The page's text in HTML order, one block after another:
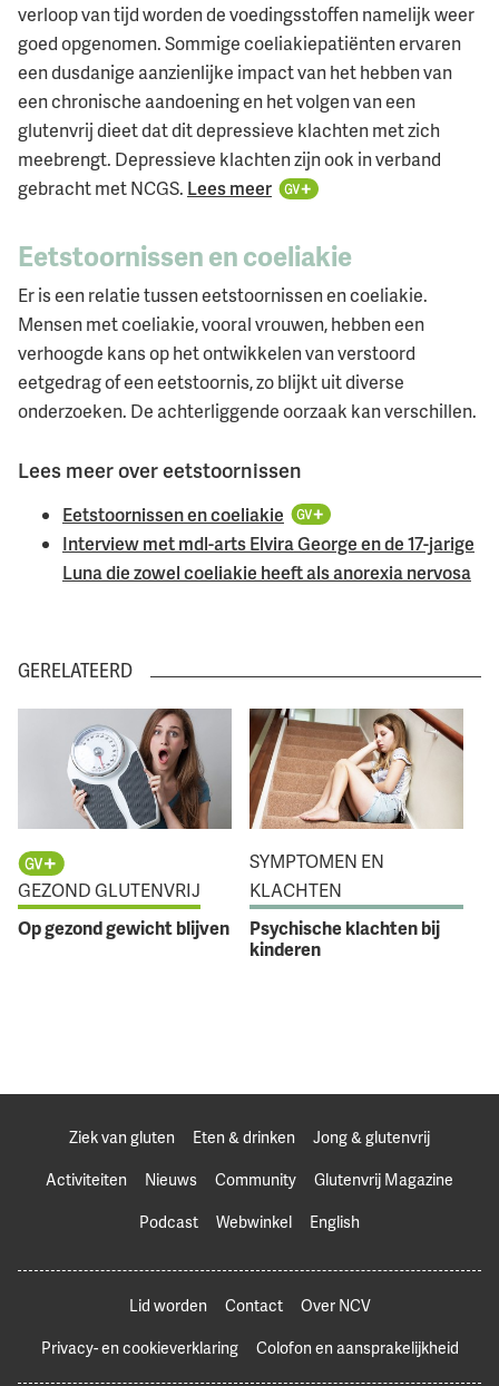
verloop van tijd worden de voedingsstoffen namelijk weer
goed opgenomen. Sommige coeliakiepatiënten ervaren
een dusdanige aanzienlijke impact van het hebben van
een chronische aandoening en het volgen van een
glutenvrij dieet dat dit depressieve klachten met zich
meebrengt. Depressieve klachten zijn ook in verband
gebracht met NCGS. Lees meer
Eetstoornissen en coeliakie
Er is een relatie tussen eetstoornissen en coeliakie.
Mensen met coeliakie, vooral vrouwen, hebben een
verhoogde kans op het ontwikkelen van verstoord
eetgedrag of een eetstoornis, zo blijkt uit diverse
onderzoeken. De achterliggende oorzaak kan verschillen.
Lees meer over eetstoornissen
Eetstoornissen en coeliakie
Interview met mdl-arts Elvira George en de 17-jarige
Luna die zowel coeliakie heeft als anorexia nervosa
GERELATEERD
GEZOND GLUTENVRIJ
Op gezond gewicht blijven
SYMPTOMEN EN
KLACHTEN
Psychische klachten bij
kinderen
Ziek van gluten Eten & drinken
Jong & glutenvrij
Activiteiten
Nieuws Community
Glutenvrij Magazine
Podcast
Webwinkel English
Lid worden Contact
Over NCV
Privacy- en cookieverklaring
Colofon en aansprakelijkheid